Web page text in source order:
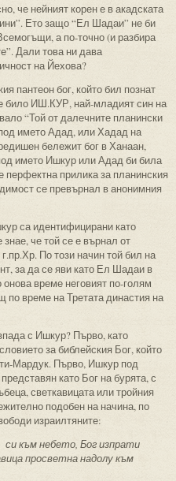
че нейният корен е в акадската
Ето защо “Ел Шадаи” не би
а по-точно (и разбира
Дали това ни дава
на Йехова?
пантеон бог, който бил познат
било ИШ.КУР, най-младият син на
“Той от далечните планински
името Адад, или Хадад на
бележит бог в Ханаан,
името Ишкур или Адад би била
прилика за планинския
се превърнал в анонимния
са идентифицирани като
че той се е върнал от
По този начин той бил на
за да се яви като Ел Шадаи в
време неговият по-голям
време на Третата династия на
с Ишкур? Първо, като
за библейския Бог, който
Мардук. Първо, Ишкур под
като Бог на бурята, с
светкавицата или тройния
подобен на начина, по
израилтяните:
към небето, Бог изпрати
просветна надолу към